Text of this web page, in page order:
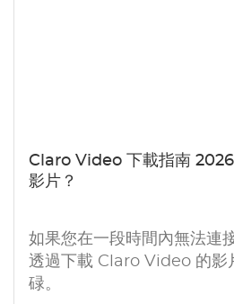
Claro Video 下載指南
影片？
如果您在一段時間內無法連
透過下載 Claro Video 的影
碌。